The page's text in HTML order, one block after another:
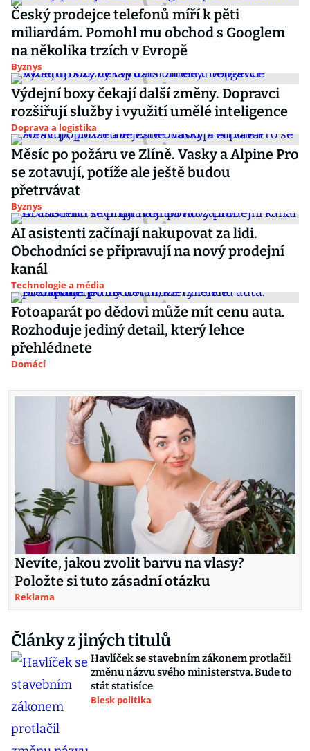
Český prodejce telefonů míří k pěti
miliardám. Pomohl mu obchod s Googlem
na několika trzích v Evropě
Byznys
Výdejní boxy čekají další změny. Dopravci
rozšiřují služby i využití umělé inteligence
Doprava a logistika
Měsíc po požáru ve Zlíně. Vasky a Alpine Pro
se zotavují, potíže ale ještě budou
přetrvávat
Byznys
AI asistenti začínají nakupovat za lidi.
Obchodníci se připravují na nový prodejní
kanál
Technologie a média
Fotoaparát po dědovi může mít cenu auta.
Rozhoduje jediný detail, který lehce
přehlédnete
Domácí
Nevíte, jakou zvolit barvu na vlasy?
Položte si tuto zásadní otázku
Reklama
Články z jiných titulů
Havlíček se stavebním zákonem protlačil
změnu názvu svého ministerstva. Bude to
stát statisíce
Blesk politika